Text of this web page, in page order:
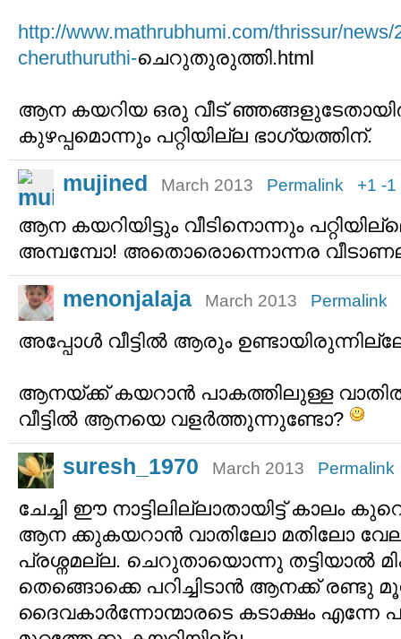
http://www.mathrubhumi.com/thrissur/
cheruthuruthi-ചെറുതുരുത്തി.html
ആന കയറിയ ഒരു വീട്
കുഴപ്പമൊന്നും പറ്റിയില്ല ഭാഗ്യത്തിന്.
mujined March 2013 Permalink +1 -1
ആന കയറിയിട്ടും വീടിനൊന്നും
അമ്പമ്പോ! അതൊരൊന്നൊന്നര
menonjalaja March 2013 Permalink
അപ്പോൾ വീട്ടിൽ ആരും
ആനയ്ക്ക് കയറാൻ പാകത്തിലുള്ള
വീട്ടിൽ ആനയെ വളർത്തുന്നുണ്ടോ?
suresh_1970 March 2013 Permalink
ചേച്ചി ഈ നാട്ടിലില്ലാതായിട്ട് കാലം
ആന ക്കുകയറാന്‍ വാതിലോ മതിലോ
പ്രശ്നമല്ല. ചെറുതായൊന്നു തട്ടിയാല്‍
തെങ്ങൊക്കെ പറിച്ചിടാന്‍ ആനക്ക് രണ്ടു
ദൈവകാര്‍ന്നോന്മാരടെ കടാക്ഷം